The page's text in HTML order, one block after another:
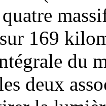
169
du
deux